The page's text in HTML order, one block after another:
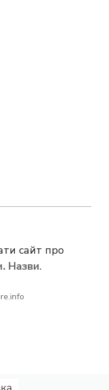
сайт про
Назви.